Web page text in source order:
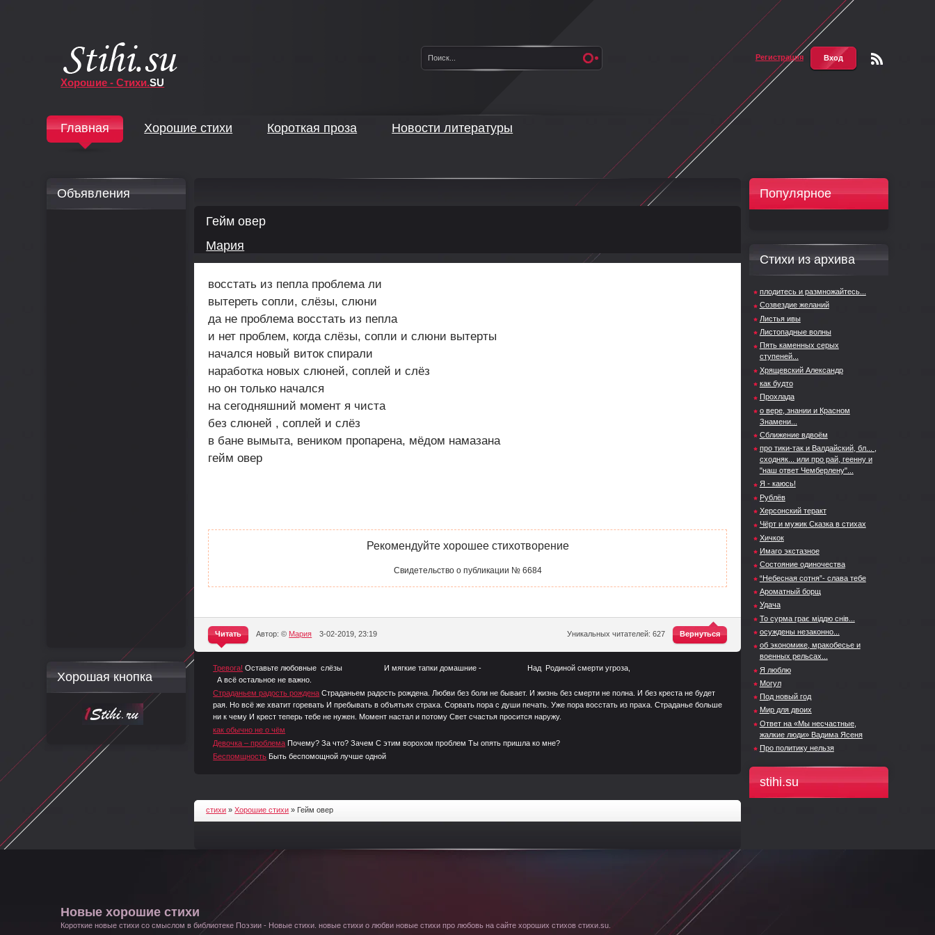
Хорошие - Стихи.SU
Регистрация Вход
Главная Хорошие стихи Короткая проза Новости литературы
Гейм овер
Мария
восстать из пепла проблема ли
вытереть сопли, слёзы, слюни
да не проблема восстать из пепла
и нет проблем, когда слёзы, сопли и слюни вытерты
начался новый виток спирали
наработка новых слюней, соплей и слёз
но он только начался
на сегодняшний момент я чиста
без слюней , соплей и слёз
в бане вымыта, веником пропарена, мёдом намазана
гейм овер
Рекомендуйте хорошее стихотворение
Свидетельство о публикации № 6684
Вернуться
Уникальных читателей: 627
Читать
^
Автор: © Мария 3-02-2019, 23:19
Тревога! Оставьте любовные слёзы И мягкие тапки домашние - Над Родиной смерти угроза,
А всё остальное не важно.
Страданьем радость рождена Страданьем радость рождена. Любви без боли не бывает. И жизнь без смерти не полна. И без креста не будет
рая. Но всё же хватит горевать И пребывать в объятьях страха. Сорвать пора с души печать. Уже пора восстать из праха. Страданье больше
ни к чему И крест теперь тебе не нужен. Момент настал и потому Свет счастья просится наружу.
как обычно не о чём
Девочка – проблема Почему? За что? Зачем С этим ворохом проблем Ты опять пришла ко мне?
Беспомщность Быть беспомощной лучше одной
стихи »Хорошие стихи » Гейм овер
Популярное
Стихи из архива
плодитесь и размножайтесь...
Созвездие желаний
Листья ивы
Листопадные волны
Пять каменных серых
ступеней...
Хрящевский Александр
как будто
Прохлада
о вере, знании и Красном
Знамени...
Сближение вдвоём
про тики-так и Валдайский, бл... ,
сходняк... или про рай, геенну и
"наш ответ Чемберлену"...
Я - каюсь!
Рублёв
Херсонский теракт
Чёрт и мужик Сказка в стихах
Хичкок
Имаго экстазное
Состояние одиночества
“Небесная сотня”- слава тебе
Ароматный борщ
Удача
То сурма грає міддю снів...
осуждены незаконно...
об экономике, мракобесье и
военных рельсах...
Я люблю
Могул
Под новый год
Мир для двоих
Ответ на «Мы несчастные,
жалкие люди» Вадима Ясеня
Про политику нельзя
stihi.su
Объявления
Хорошая кнопка
Новые хорошие стихи
Короткие новые стихи со смыслом в библиотеке Поэзии - Новые стихи. новые стихи о любви новые стихи про любовь на сайте хороших стихов стихи.su.